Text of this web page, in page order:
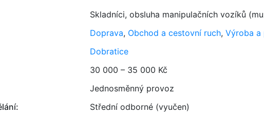
Skladníci, obsluha manipulačních vozíků
Doprava, Obchod a cestovní ruch, Výroba a
Dobratice
30 000 – 35 000 Kč
Jednosměnný provoz
Střední odborné (vyučen)